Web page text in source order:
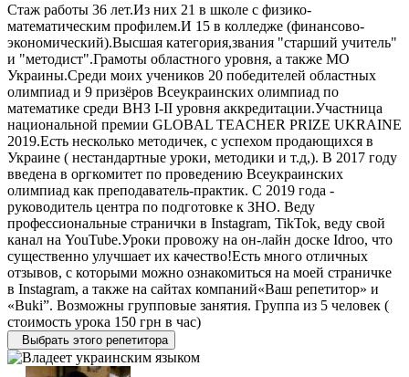
Стаж работы 36 лет.Из них 21 в школе с физико-
математическим профилем.И 15 в колледже (финансово-
экономический).Высшая категория,звания "старший учитель"
и "методист".Грамоты областного уровня, а также МО
Украины.Среди моих учеников 20 победителей областных
олимпиад и 9 призёров Всеукраинских олимпиад по
математике среди ВНЗ І-ІІ уровня аккредитации.Участница
национальной премии GLOBAL TEACHER PRIZE UKRAINE
2019.Есть несколько методичек, с успехом продающихся в
Украине ( нестандартные уроки, методики и т.д,). В 2017 году
введена в оргкомитет по проведению Всеукраинских
олимпиад как преподаватель-практик. С 2019 года -
руководитель центра по подготовке к ЗНО. Веду
профессиональные странички в Instagram, TikTok, веду свой
канал на YouTube.Уроки провожу на он-лайн доске Idroo, что
существенно улучшает их качество!Есть много отличных
отзывов, с которыми можно ознакомиться на моей страничке
в Instagram, а также на сайтах компаний«Ваш репетитор» и
«Buki”. Возможны групповые занятия. Группа из 5 человек (
стоимость урока 150 грн в час)
Выбрать этого репетитора